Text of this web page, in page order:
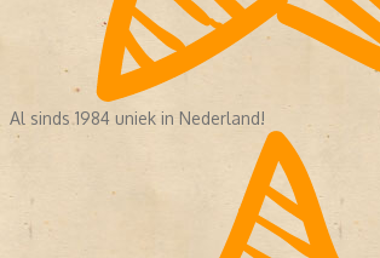
Al sinds 1984 uniek in Nederland!